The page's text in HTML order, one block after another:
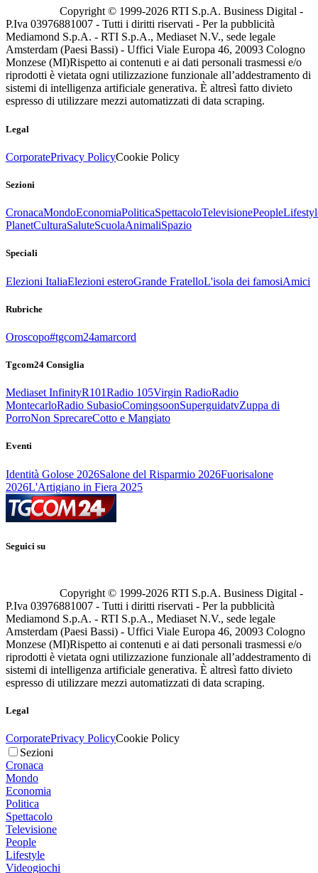
Copyright © 1999-2026 RTI S.p.A. Business Digital -
P.Iva 03976881007 - Tutti i diritti riservati - Per la pubblicità
Mediamond S.p.A. - RTI S.p.A., Mediaset N.V., sede legale
Amsterdam (Paesi Bassi) - Uffici Viale Europa 46, 20093 Cologno
Monzese (MI)Rispetto ai contenuti e ai dati personali trasmessi e/o
riprodotti è vietata ogni utilizzazione funzionale all’addestramento di
sistemi di intelligenza artificiale generativa. È altresì fatto divieto
espresso di utilizzare mezzi automatizzati di data scraping.
Legal
CorporatePrivacy PolicyCookie Policy
Sezioni
CronacaMondoEconomiaPoliticaSpettacoloTelevisionePeople
PlanetCulturaSaluteScuolaAnimaliSpazio
Speciali
Elezioni ItaliaElezioni esteroGrande FratelloL'isola dei famosiAmici
Rubriche
Oroscopo#tgcom24amarcord
Tgcom24 Consiglia
Mediaset InfinityR101Radio 105Virgin RadioRadio
MontecarloRadio SubasioComingsoonSuperguidatvZuppa di
PorroNon SprecareCotto e Mangiato
Eventi
Identità Golose 2026Salone del Risparmio 2026Fuorisalone
2026L'Artigiano in Fiera 2025
Seguici su
Copyright © 1999-2026 RTI S.p.A. Business Digital -
P.Iva 03976881007 - Tutti i diritti riservati - Per la pubblicità
Mediamond S.p.A. - RTI S.p.A., Mediaset N.V., sede legale
Amsterdam (Paesi Bassi) - Uffici Viale Europa 46, 20093 Cologno
Monzese (MI)Rispetto ai contenuti e ai dati personali trasmessi e/o
riprodotti è vietata ogni utilizzazione funzionale all’addestramento di
sistemi di intelligenza artificiale generativa. È altresì fatto divieto
espresso di utilizzare mezzi automatizzati di data scraping.
Legal
CorporatePrivacy PolicyCookie Policy
Sezioni
Cronaca
Mondo
Economia
Politica
Spettacolo
Televisione
People
Lifestyle
Videogiochi